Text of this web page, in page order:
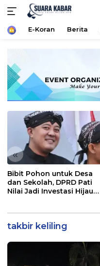
konten
HomeE-Koran Berita
«
Bibit Pohon untuk Desa
dan Sekolah, DPRD Pati
Nilai Jadi Investasi Hijau
takbir keliling